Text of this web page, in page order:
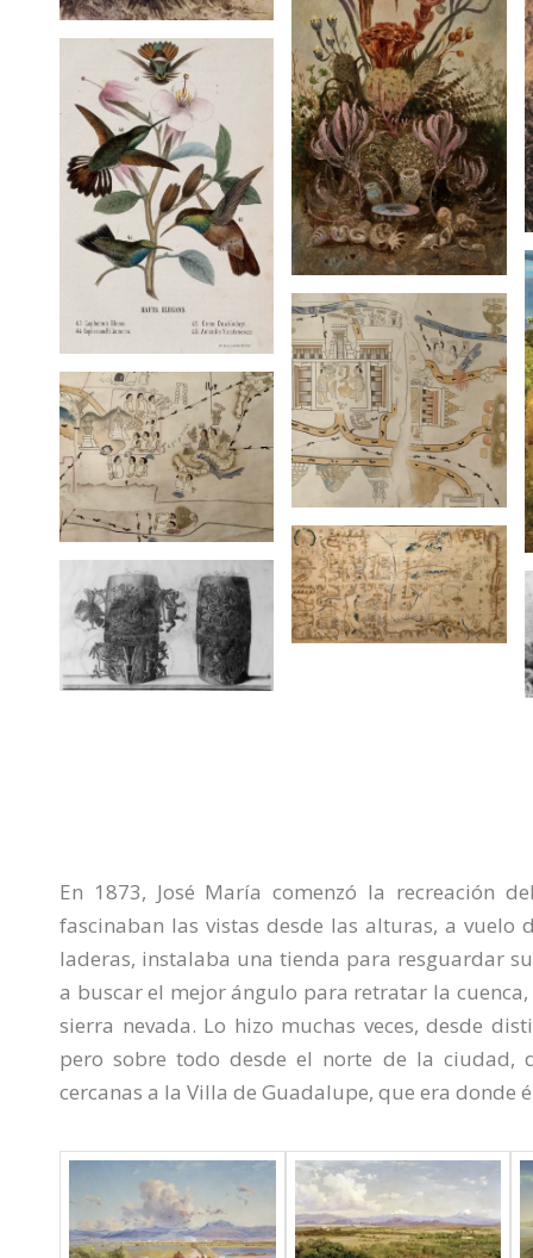
En 1873, José María comenzó la recreación
fascinaban las vistas desde las alturas, a vuelo
laderas, instalaba una tienda para resguardar
a buscar el mejor ángulo para retratar la
sierra nevada. Lo hizo muchas veces, desde
pero sobre todo desde el norte de la ciudad,
cercanas a la Villa de Guadalupe, que era donde